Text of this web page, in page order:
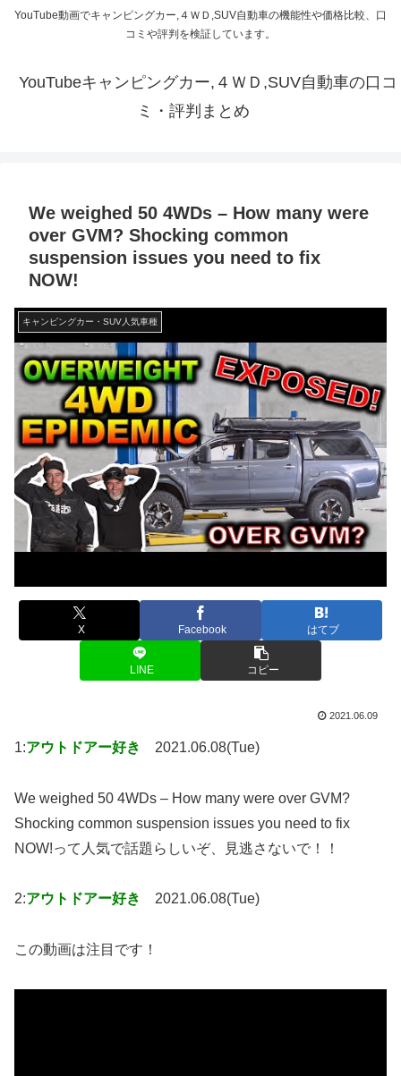
YouTube動画でキャンピングカー,４ＷＤ,SUV自動車の機能性や価格比較、口
コミや評判を検証しています。
YouTubeキャンピングカー,４ＷＤ,SUV自動車の口コ
ミ・評判まとめ
We weighed 50 4WDs – How many were
over GVM? Shocking common
suspension issues you need to fix
NOW!
キャンピングカー・SUV人気車種
X Facebook はてブ
LINE コピー
2021.06.09
1:アウトドアー好き 2021.06.08(Tue)
We weighed 50 4WDs – How many were over GVM?
Shocking common suspension issues you need to fix
NOW!って人気で話題らしいぞ、見逃さないで！！
2:アウトドアー好き 2021.06.08(Tue)
この動画は注目です！